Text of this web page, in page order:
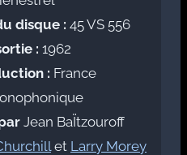
disque : 45 VS 556
: 1962
: France
Jean BaÏtzouroff
et Larry Morey